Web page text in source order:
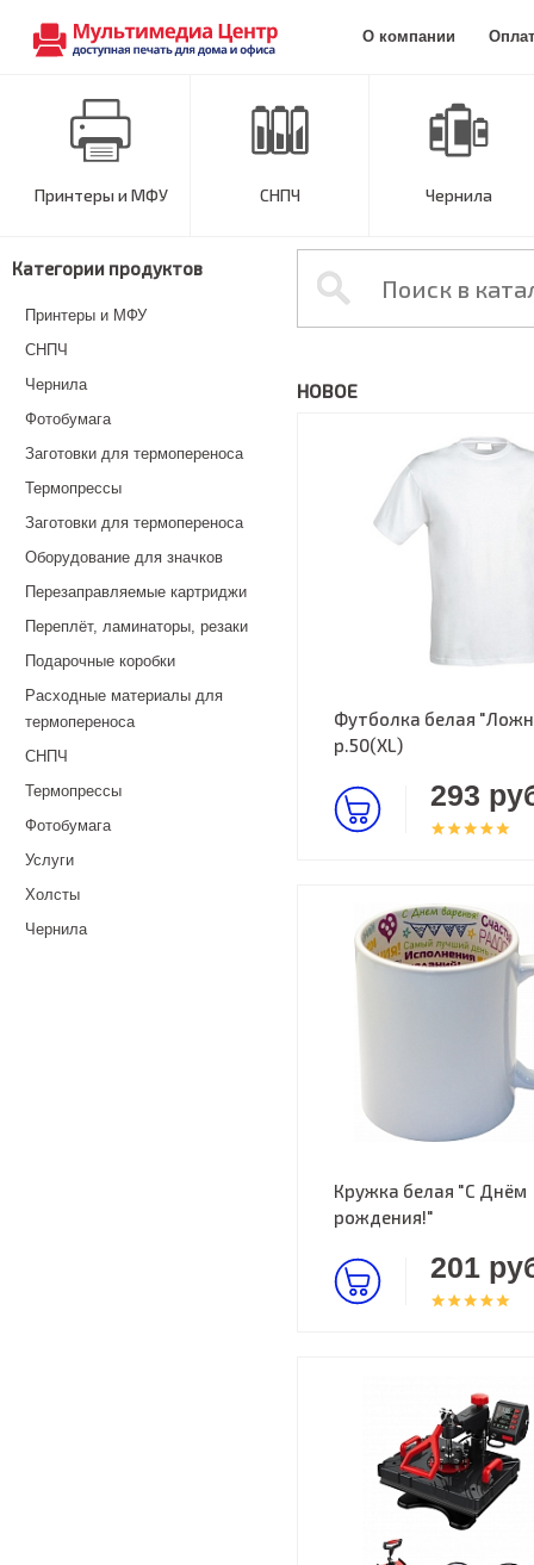
О компании
Принтеры и МФУ СНПЧ Чернила
Категории продуктов
Принтеры и МФУ
СНПЧ
Чернила
Фотобумага
Заготовки для термопереноса
Термопрессы
Заготовки для термопереноса
Оборудование для значков
Перезаправляемые картриджи
Переплёт, ламинаторы, резаки
Подарочные коробки
Расходные материалы для
термопереноса
СНПЧ
Термопрессы
Фотобумага
Услуги
Холсты
Чернила
НОВОЕ
Футболка белая
р.50(XL)
293
Кружка белая "С Днём
рождения!"
201